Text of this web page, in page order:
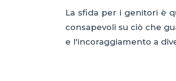
La sfida per i genitori è
consapevoli su ciò che
e l'incoraggiamento a